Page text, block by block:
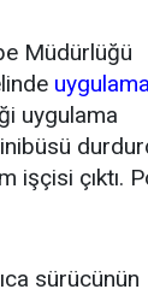
Müdürlüğü
uygulama
uygulama
işçisi çıktı.
sürücünün